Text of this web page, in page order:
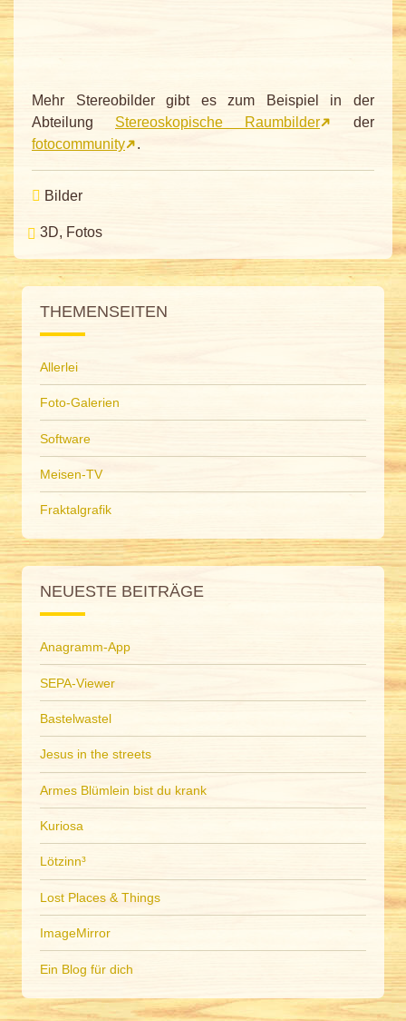
Mehr Stereobilder gibt es zum Beispiel in der
Abteilung Stereoskopische Raumbilder
der
fotocommunity
.
Bilder
3D Fotos
THEMENSEITEN
Allerlei
Foto-Galerien
Software
Meisen-TV
Fraktalgrafik
NEUESTE BEITRÄGE
Anagramm-App
SEPA-Viewer
Bastelwastel
Jesus in the streets
Armes Blümlein bist du krank
Kuriosa
Lötzinn³
Lost Places & Things
ImageMirror
Ein Blog für dich